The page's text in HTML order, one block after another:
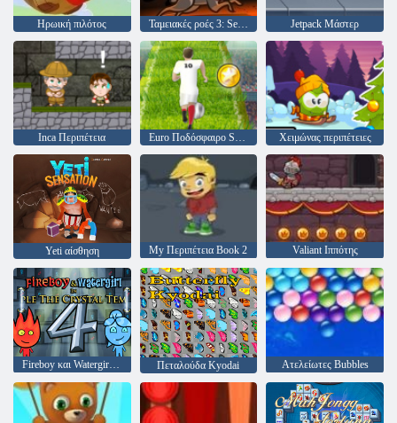
Ηρωική πιλότος Ταμειακές ροές 3: Sentry Jetpack Μάστερ
Inca Περιπέτεια Χειμώνας περιπέτειες
Yeti αίσθηση My Περιπέτεια Book 2 Valiant Ιππότης
Fireboy και Watergirl 4: Crystal Temple Πεταλούδα Kyodai Ατελείωτες Bubbles